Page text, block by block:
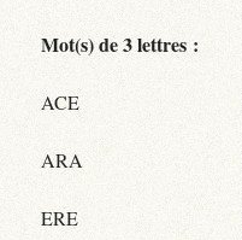
Mot(s) de 3 lettres :
ACE
ARA
ERE